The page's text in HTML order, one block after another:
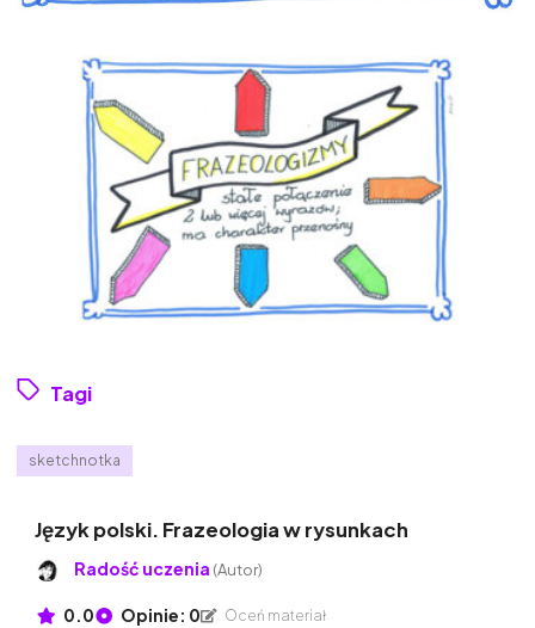
Tagi
sketchnotka
Język polski. Frazeologia w rysunkach
Radość uczenia (Autor)
0.0 Opinie: 0 Oceń materiał